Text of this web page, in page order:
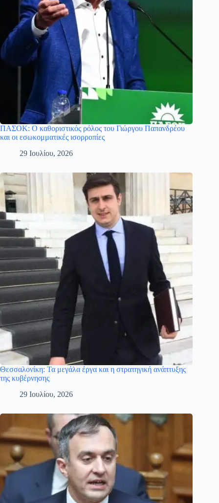
ΠΑΣΟΚ: Ο καθοριστικός ρόλος του Γιώργου Παπανδρέου
και οι εσωκομματικές ισορροπίες
29 Ιουλίου, 2026
Θεσσαλονίκη: Τα μεγάλα έργα και η στρατηγική ανάπτυξης
της κυβέρνησης
29 Ιουλίου, 2026